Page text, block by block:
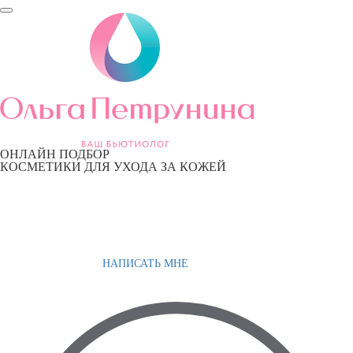
ОНЛАЙН ПОДБОР
КОСМЕТИКИ ДЛЯ УХОДА ЗА КОЖЕЙ
НАПИСАТЬ МНЕ